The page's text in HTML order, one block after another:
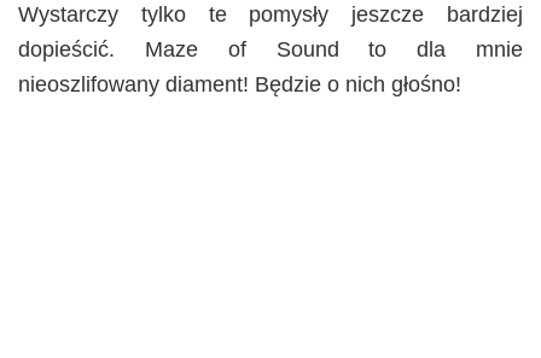
Wystarczy tylko te pomysły jeszcze bardziej
dopieścić. Maze of Sound to dla mnie
nieoszlifowany diament! Będzie o nich głośno!